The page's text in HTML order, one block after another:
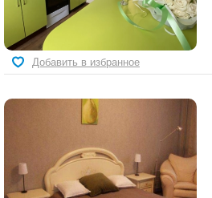
Добавить в избранное